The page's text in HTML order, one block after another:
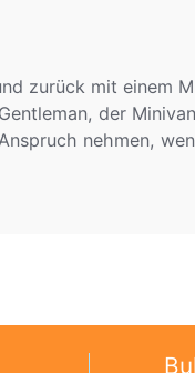
zurück mit einem
der
nehmen,